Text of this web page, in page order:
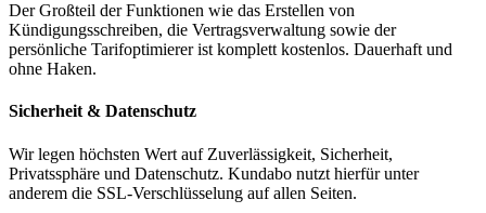
Der Großteil der Funktionen wie das Erstellen von
Kündigungsschreiben, die Vertragsverwaltung sowie der
persönliche Tarifoptimierer ist komplett kostenlos. Dauerhaft und
ohne Haken.
Sicherheit & Datenschutz
Wir legen höchsten Wert auf Zuverlässigkeit, Sicherheit,
Privatssphäre und Datenschutz. Kundabo nutzt hierfür unter
anderem die SSL-Verschlüsselung auf allen Seiten.